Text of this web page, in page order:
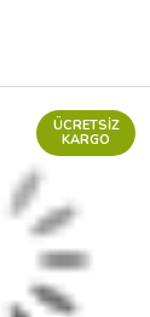
ÜCRETSIZ
KARGO